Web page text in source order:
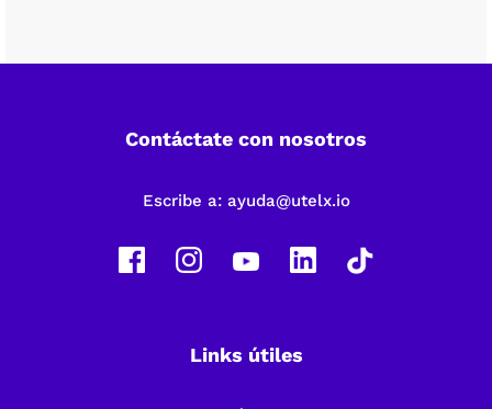
Contáctate con nosotros
Escribe a: ayuda@utelx.io
Links útiles